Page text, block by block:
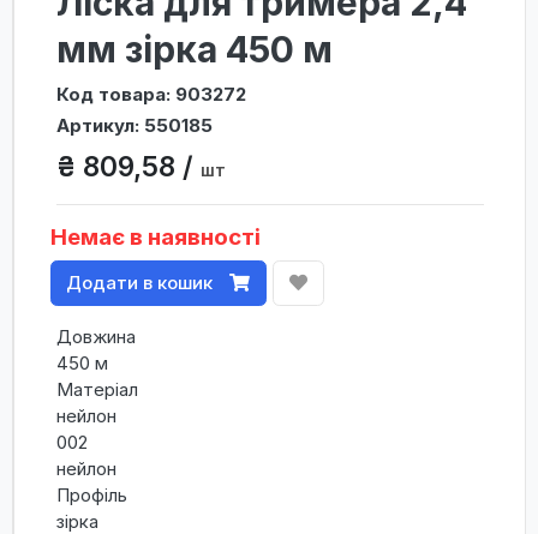
мм зірка 450 м
Код товара: 903272
Артикул: 550185
₴ 809,58 / шт
Немає в наявності
Додати в кошик
Довжина
450 м
Матеріал
нейлон
002
нейлон
Профіль
зірка